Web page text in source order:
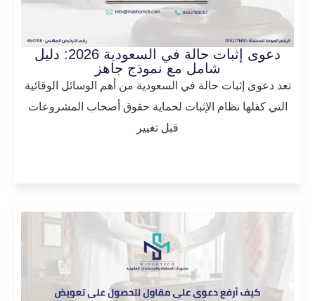
دعوى إثبات حالة في السعودية 2026: دليل
شامل مع نموذج جاهز
تعد دعوى إثبات حالة في السعودية من أهم الوسائل الوقائية
التي كفلها نظام الإثبات لحماية حقوق أصحاب المشروعات
قبل تغيير